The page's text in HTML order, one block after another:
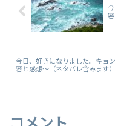
今日、好きになりました。キョ
容と感想～（ネタバレ含みます）